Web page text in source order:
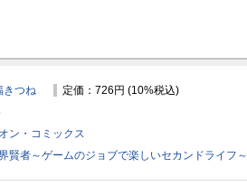
きつね
定価：726円 (10%税込)
ン・コミックス
賢者～ゲームのジョブで楽しいセカンドライフ～